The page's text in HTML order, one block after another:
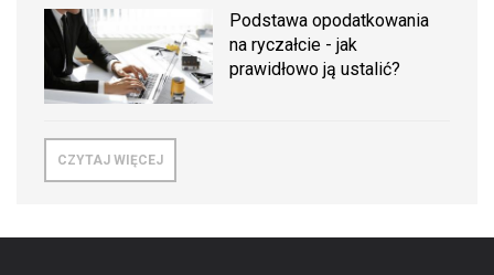
Podstawa opodatkowania
na ryczałcie - jak
prawidłowo ją ustalić?
CZYTAJ WIĘCEJ